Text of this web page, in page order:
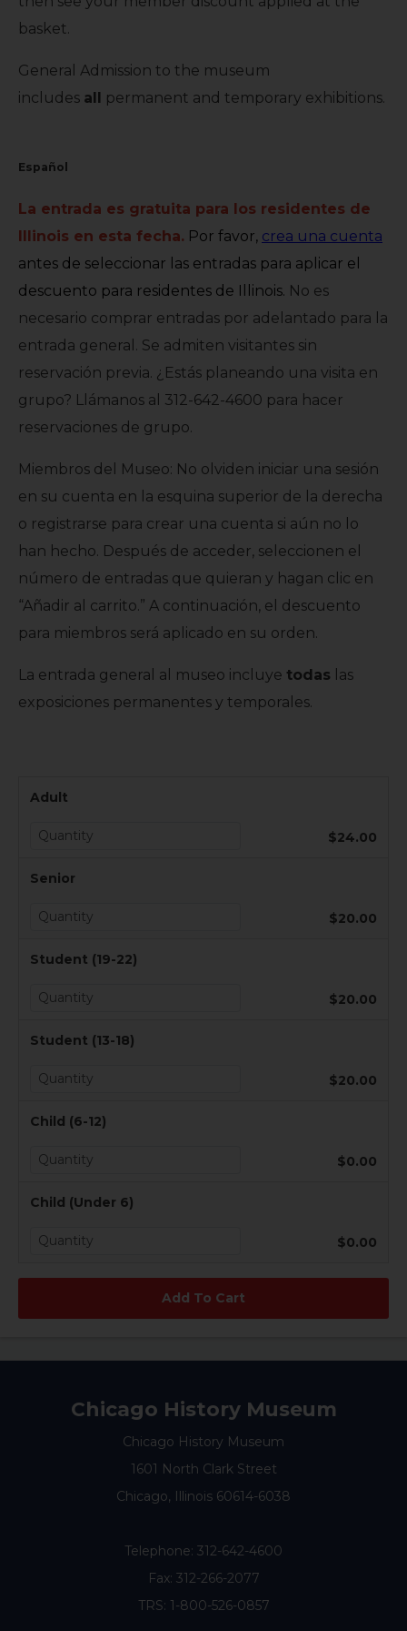
basket.
General Admission to the museum
includes all permanent and temporary exhibitions.
Español
La entrada es gratuita para los residentes de
Illinois en esta fecha. Por favor, crea una cuenta
antes de seleccionar las entradas para aplicar el
descuento para residentes de Illinois. No es
necesario comprar entradas por adelantado para la
entrada general. Se admiten visitantes sin
reservación previa. ¿Estás planeando una visita en
grupo? Llámanos al 312-642-4600 para hacer
reservaciones de grupo.
Miembros del Museo: No olviden iniciar una sesión
en su cuenta en la esquina superior de la derecha
o registrarse para crear una cuenta si aún no lo
han hecho. Después de acceder, seleccionen el
número de entradas que quieran y hagan clic en
“Añadir al carrito.” A continuación, el descuento
para miembros será aplicado en su orden.
La entrada general al museo incluye todas las
exposiciones permanentes y temporales.
Adult
$24.00
Senior
$20.00
Student (19-22)
$20.00
Student (13-18)
$20.00
Child (6-12)
$0.00
Child (Under 6)
$0.00
Chicago History Museum
Chicago History Museum
1601 North Clark Street
Chicago, Illinois 60614-6038
Telephone: 312-642-4600
Fax: 312-266-2077
TRS: 1-800-526-0857